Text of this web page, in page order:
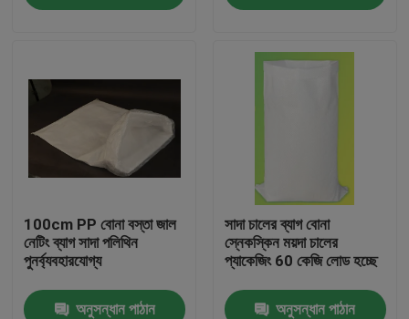
পণ্য
আমাদের সম্পর্কে
কারখানা ভ্রমণ
মান নিয়ন্ত্রণ
100cm PP বোনা বস্তা জাল
নেটিং ব্যাগ সাদা পলিথিন
পুনর্ব্যবহারযোগ্য
অনুসন্ধান পাঠান
সাদা চালের ব্যাগ বোনা
স্নেকস্কিন ময়দা চালের
প্যাকেজিং 60 কেজি লোড হচ্ছে
অনুসন্ধান পাঠান